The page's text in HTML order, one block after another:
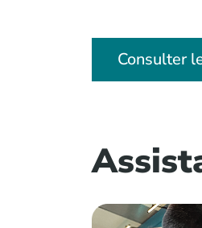
Consulter